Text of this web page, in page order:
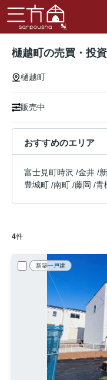
樋越町の売買・投
樋越町
販売中
おすすめのエリア
富士見町時沢 /金井 /
豊城町 /南町 /藤岡 /青
4件
新築一戸建